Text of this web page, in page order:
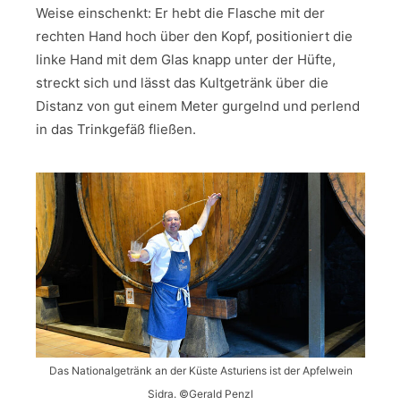
Weise einschenkt: Er hebt die Flasche mit der
rechten Hand hoch über den Kopf, positioniert die
linke Hand mit dem Glas knapp unter der Hüfte,
streckt sich und lässt das Kultgetränk über die
Distanz von gut einem Meter gurgelnd und perlend
in das Trinkgefäß fließen.
Das Nationalgetränk an der Küste Asturiens ist der Apfelwein
Sidra. ©Gerald Penzl